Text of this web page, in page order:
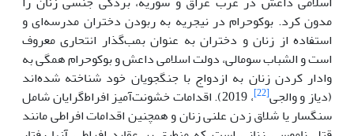
مدون کرد. بوکوحرام در نیجریه به ربودن دختران مدرسه‌ای و
استفاده از زنان و دختران به عنوان بمب‌گذار انتحاری معروف
است و الشباب سومالی، دولت اسلامی داعش و بوکوحرام همگی به
وادار کردن زنان به ازدواج با جنگجویان خود شناخته شده‌اند
(دیاز و والجی[22]
، 2019). اقدامات خشونت‌آمیز افراط‌گرایان شامل
سنگسار یا شلاق زدن علنی زنان و همچنین اقدامات افراطی مانند